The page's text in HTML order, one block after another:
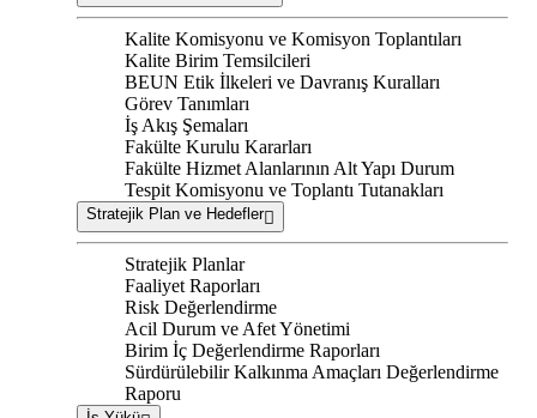
Kalite Komisyonu ve Komisyon Toplantıları
Kalite Birim Temsilcileri
BEUN Etik İlkeleri ve Davranış Kuralları
Görev Tanımları
İş Akış Şemaları
Fakülte Kurulu Kararları
Fakülte Hizmet Alanlarının Alt Yapı Durum
Tespit Komisyonu ve Toplantı Tutanakları
Stratejik Plan ve Hedefler
Stratejik Planlar
Faaliyet Raporları
Risk Değerlendirme
Acil Durum ve Afet Yönetimi
Birim İç Değerlendirme Raporları
Sürdürülebilir Kalkınma Amaçları Değerlendirme
Raporu